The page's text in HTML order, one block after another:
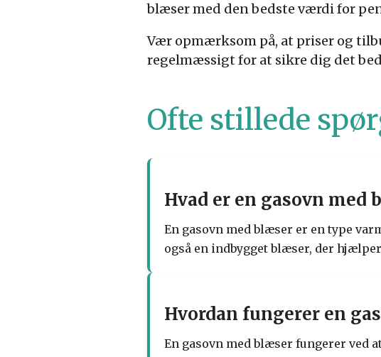
blæser med den bedste værdi for
Vær opmærksom på, at priser og
regelmæssigt for at sikre dig det
Ofte stillede
Hvad er en gasovn med
En gasovn med blæser er en type
også en indbygget blæser, der
Hvordan fungerer en
En gasovn med blæser fungerer ved